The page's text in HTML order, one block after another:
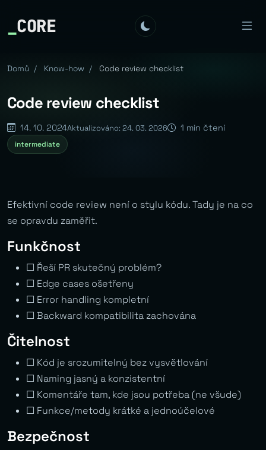
_CORE
Domů / Know-how / Code review checklist
Code review checklist
14. 10. 2024Aktualizováno: 24. 03. 2026 1 min čtení
intermediate
Efektivní code review není o stylu kódu. Tady je na co
se opravdu zaměřit.
Funkčnost
☐ Řeší PR skutečný problém?
☐ Edge cases ošetřeny
☐ Error handling kompletní
☐ Backward kompatibilita zachována
Čitelnost
☐ Kód je srozumitelný bez vysvětlování
☐ Naming jasný a konzistentní
☐ Komentáře tam, kde jsou potřeba (ne všude)
☐ Funkce/metody krátké a jednoúčelové
Bezpečnost